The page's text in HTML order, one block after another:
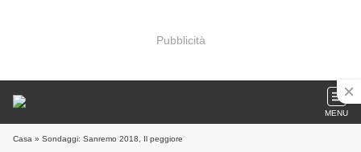
Pubblicità
MENU
Casa » Sondaggi: Sanremo 2018, Il peggiore